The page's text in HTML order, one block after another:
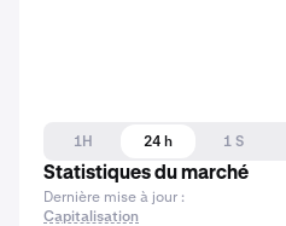
1H 24 h 1 S
Statistiques du marché
Dernière mise à jour :
Capitalisation